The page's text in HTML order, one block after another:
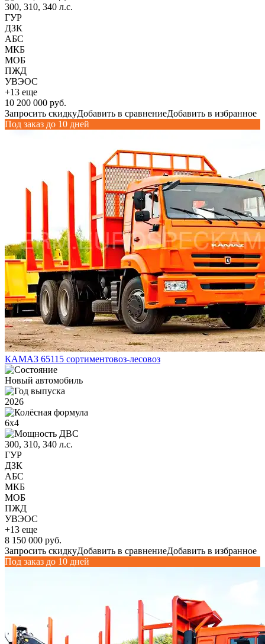
300, 310, 340 л.с.
ГУР
ДЗК
АБС
МКБ
МОБ
ПЖД
УВЭОС
+13 еще
10 200 000 руб.
Запросить скидкуДобавить в сравнениеДобавить в избранное
Под заказ до 10 дней
КАМАЗ 65115 сортиментовоз-лесовоз
Новый автомобиль
2026
6х4
300, 310, 340 л.с.
ГУР
ДЗК
АБС
МКБ
МОБ
ПЖД
УВЭОС
+13 еще
8 150 000 руб.
Запросить скидкуДобавить в сравнениеДобавить в избранное
Под заказ до 10 дней